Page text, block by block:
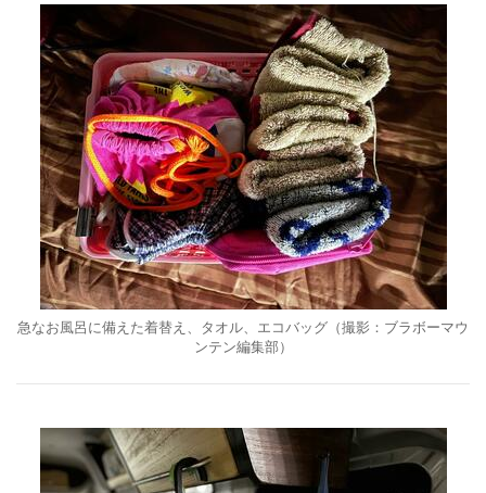
急なお風呂に備えた着替え、タオル、エコバッグ（撮影：ブラボーマウ
ンテン編集部）